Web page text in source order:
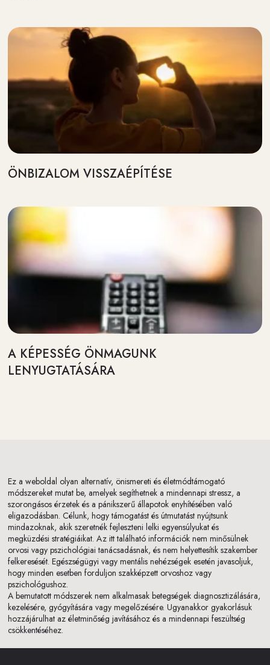
ÖNBIZALOM VISSZAÉPÍTÉSE
A KÉPESSÉG ÖNMAGUNK
LENYUGTATÁSÁRA
Ez a weboldal olyan alternatív, önismereti és életmódtámogató
módszereket mutat be, amelyek segíthetnek a mindennapi stressz, a
szorongásos érzetek és a pánikszerű állapotok enyhítésében való
eligazodásban. Célunk, hogy támogatást és útmutatást nyújtsunk
mindazoknak, akik szeretnék fejleszteni lelki egyensúlyukat és
megküzdési stratégiáikat. Az itt található információk nem minősülnek
orvosi vagy pszichológiai tanácsadásnak, és nem helyettesítik szakember
felkeresését. Egészségügyi vagy mentális nehézségek esetén javasoljuk,
hogy minden esetben forduljon szakképzett orvoshoz vagy
pszichológushoz.
A bemutatott módszerek nem alkalmasak betegségek diagnosztizálására,
kezelésére, gyógyítására vagy megelőzésére. Ugyanakkor gyakorlásuk
hozzájárulhat az életminőség javításához és a mindennapi feszültség
csökkentéséhez.